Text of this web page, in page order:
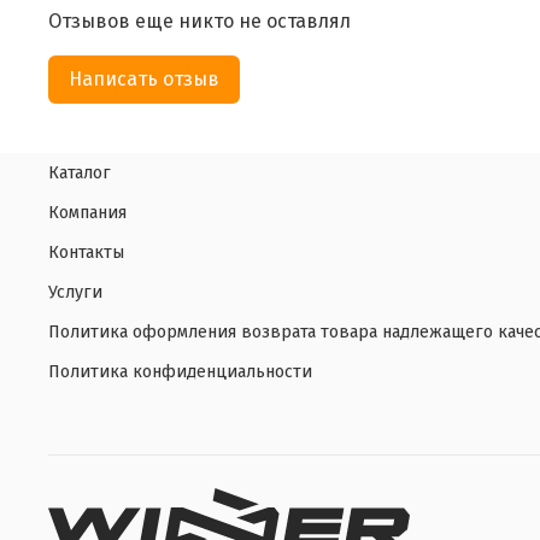
Отзывов еще никто не оставлял
Написать отзыв
Каталог
Компания
Контакты
Услуги
Политика оформления возврата товара надлежащего
Политика конфиденциальности